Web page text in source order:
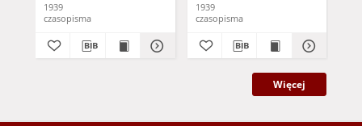
1939
czasopisma
1939
czasopisma
Więcej